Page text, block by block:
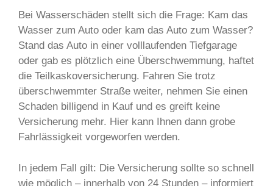
Bei Wasserschäden stellt sich die Frage: Kam das
Wasser zum Auto oder kam das Auto zum Wasser?
Stand das Auto in einer volllaufenden Tiefgarage
oder gab es plötzlich eine Überschwemmung, haftet
die Teilkaskoversicherung. Fahren Sie trotz
überschwemmter Straße weiter, nehmen Sie einen
Schaden billigend in Kauf und es greift keine
Versicherung mehr. Hier kann Ihnen dann grobe
Fahrlässigkeit vorgeworfen werden.
In jedem Fall gilt: Die Versicherung sollte so schnell
wie möglich – innerhalb von 24 Stunden – informiert